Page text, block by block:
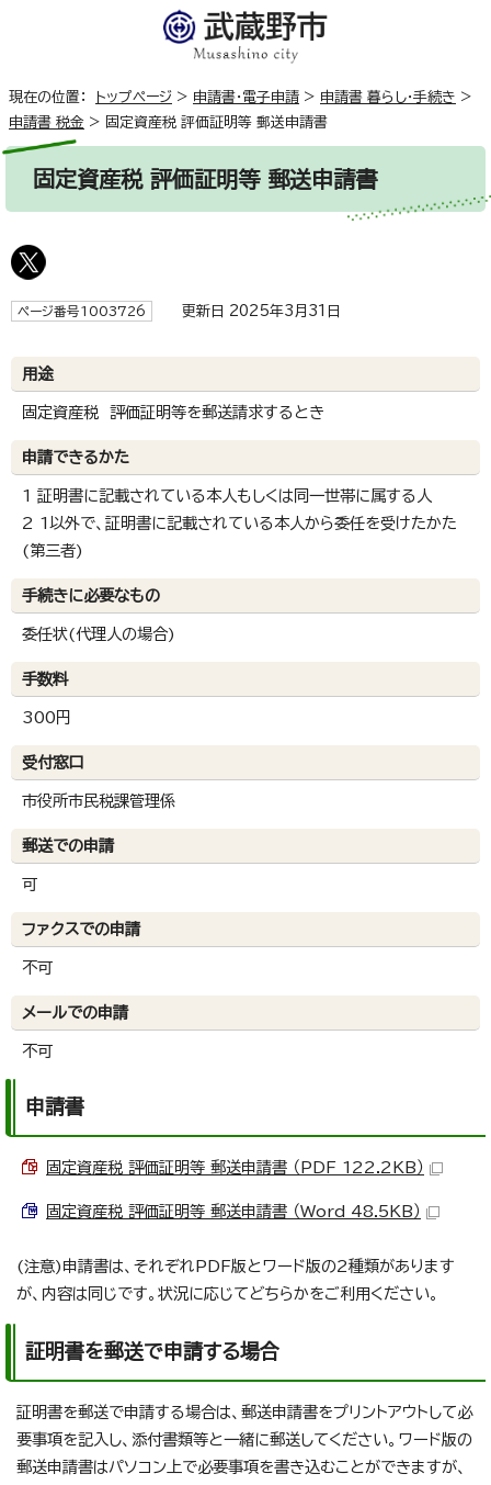
現在の位置： トップページ > 申請書・電子申請 > 申請書 暮らし・手続き >
申請書 税金 > 固定資産税 評価証明等 郵送申請書
固定資産税 評価証明等 郵送申請書
ページ番号1003726 更新日 2025年3月31日
用途
固定資産税 評価証明等を郵送請求するとき
申請できるかた
1 証明書に記載されている本人もしくは同一世帯に属する人
2 1以外で、証明書に記載されている本人から委任を受けたかた
(第三者)
手続きに必要なもの
委任状(代理人の場合)
手数料
300円
受付窓口
市役所市民税課管理係
郵送での申請
可
ファクスでの申請
不可
メールでの申請
不可
申請書
固定資産税 評価証明等 郵送申請書 （PDF 122.2KB）
固定資産税 評価証明等 郵送申請書 （Word 48.5KB）
(注意)申請書は、それぞれPDF版とワード版の2種類があります
が、内容は同じです。状況に応じてどちらかをご利用ください。
証明書を郵送で申請する場合
証明書を郵送で申請する場合は、郵送申請書をプリントアウトして必
要事項を記入し、添付書類等と一緒に郵送してください。ワード版の
郵送申請書はパソコン上で必要事項を書き込むことができますが、